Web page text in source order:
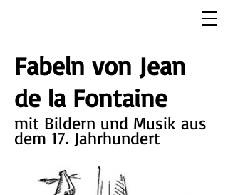
Fabeln von Jean
de la Fontaine
mit Bildern und Musik aus
dem 17. Jahrhundert